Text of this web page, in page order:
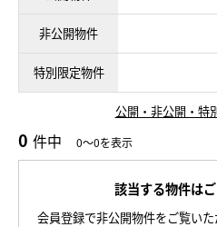
非公開物件
特別限定物件
公開・非公開・特
0 件中 0～0を表示
該当する物件はご
会員登録で非公開物件をご覧いた